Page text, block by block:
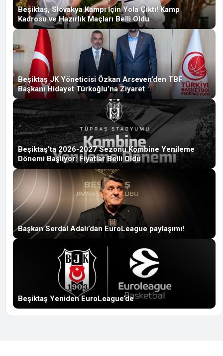
Beşiktaş, Slovakya Kampı İçin Yola Çıktı! Kamp
Kadrosu ve Hazırlık Maçları Belli Oldu
Beşiktaş JK Yöneticisi Özkan Arseven’den TBF
Başkanı Hidayet Türkoğlu’na Ziyaret
Beşiktaş’ta 2026-2027 Sezonu Kombine Yenileme
Dönemi Başlıyor: Fiyatlar Belli Oldu
Başkan Serdal Adalı’dan EuroLeague paylaşımı!
Beşiktaş Yeniden EuroLeague’de